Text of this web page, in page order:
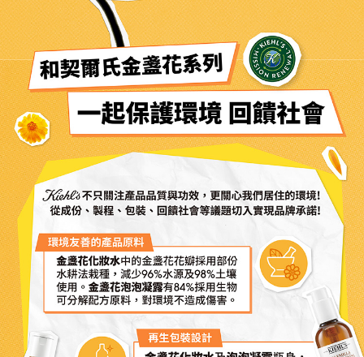
和契爾氏金盞花系列
一起保護環境 回饋社會
Kiehl's不只關注產品品質與功效，更關心我們居住的環境!
從成份、製程、包裝、回饋社會等議題切入實現品牌承諾!
環境友善的產品原料
金盞花化妝水中的金盞花花瓣採用部份
水耕法栽種，減少96%水源及98%土壤
使用。金盞花泡泡凝露有84%採用生物
可分解配方原料，對環境不造成傷害。
再生包裝設計